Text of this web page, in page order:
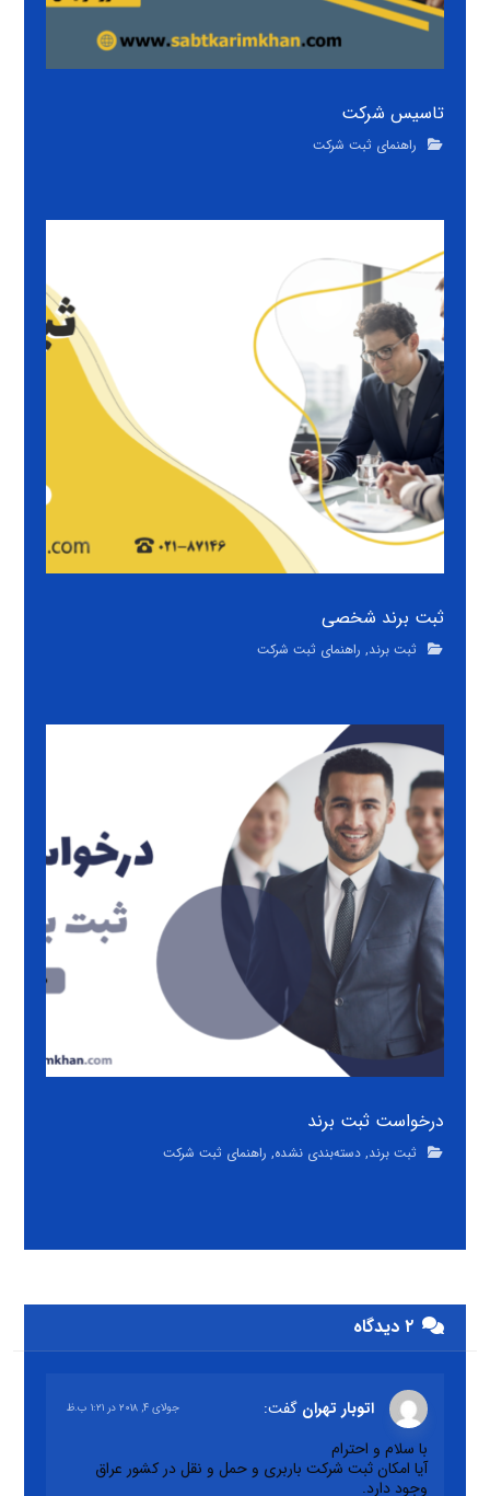
تاسیس شرکت
راهنمای ثبت شرکت
ثبت برند شخصی
ثبت برند, راهنمای ثبت شرکت
درخواست ثبت برند
ثبت برند,دسته‌بندی نشده, راهنمای ثبت شرکت
۲ دیدگاه
اتوبار تهران گفت: جولای ۴, ۲۰۱۸ در ۱:۲۱ ب.ظ
با سلام و احترام
آیا امکان ثبت شرکت باربری و حمل و نقل در کشور عراق
وجود دارد.